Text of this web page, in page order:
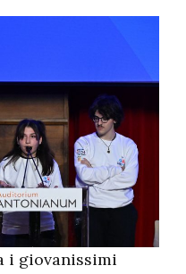
i giovanissimi